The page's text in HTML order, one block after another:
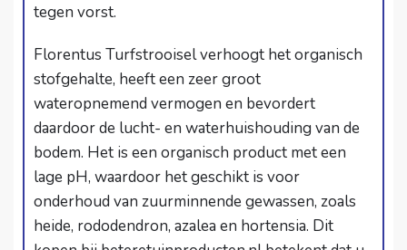
tegen vorst.
Florentus Turfstrooiselverhoogt het organisch
stofgehalte, heeft een zeer groot
wateropnemend vermogen en bevordert
daardoor de lucht- en waterhuishouding van de
bodem. Het is een organisch product met een
lage pH, waardoor het geschikt is voor
onderhoud van zuurminnende gewassen, zoals
heide, rododendron, azalea en hortensia. Dit